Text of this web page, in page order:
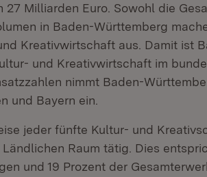
27 Milliarden Euro. Sowohl die
in Baden-Württemberg
Kreativwirtschaft aus. Damit ist
und Kreativwirtschaft im
nimmt Baden-
und Bayern ein.
jeder fünfte Kultur- und
Raum tätig. Dies
und 19 Prozent der